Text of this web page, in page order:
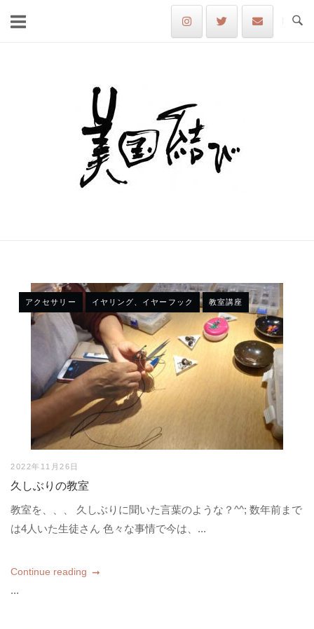
Home
アクセサリー イヤリング、イヤーフック 教室講座
2022年11月26日
久しぶりの教室
教室を、、、 久しぶりに聞いた言葉のような？^^; 数年前まで
は4人いた生徒さん 色々な事情で今は、...
Continue reading
...